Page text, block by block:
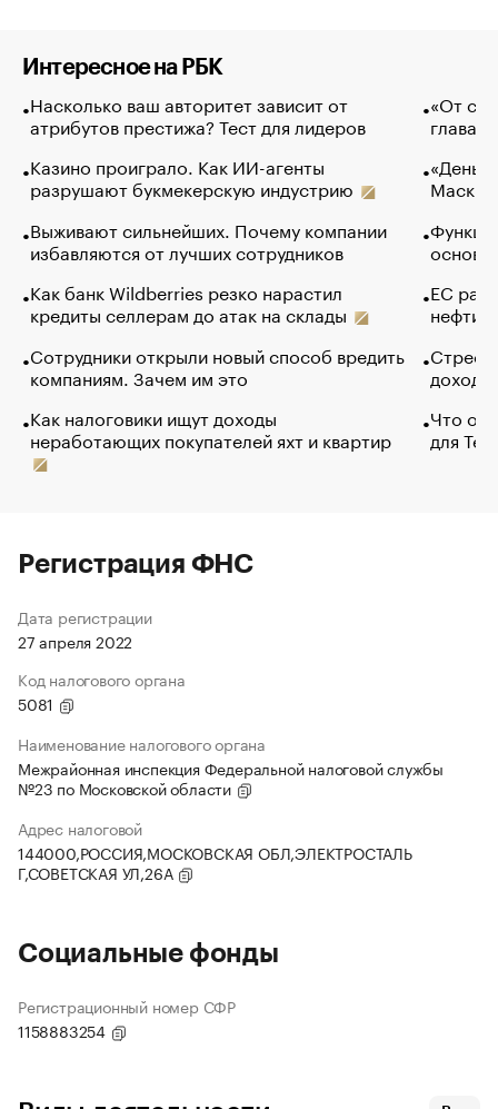
Интересное на РБК
Насколько ваш авторитет зависит от
атрибутов престижа? Тест для лидеров
Казино проиграло. Как ИИ-агенты
разрушают букмекерскую индустрию
Выживают сильнейших. Почему компании
избавляются от лучших сотрудников
Как банк Wildberries резко нарастил
кредиты селлерам до атак на склады
Сотрудники открыли новый способ вредить
компаниям. Зачем им это
Как налоговики ищут доходы
неработающих покупателей яхт и квартир
«От
глава
Маск в
основ
ЕС
нефти
Что
для
Регистрация ФНС
Дата регистрации
27 апреля 2022
Код налогового органа
5081
Наименование налогового органа
Межрайонная инспекция Федеральной налоговой службы
№23 по Московской области
Адрес налоговой
144000,РОССИЯ,МОСКОВСКАЯ ОБЛ,ЭЛЕКТРОСТАЛЬ
Г,СОВЕТСКАЯ УЛ,26А
Социальные фонды
Регистрационный номер СФР
1158883254